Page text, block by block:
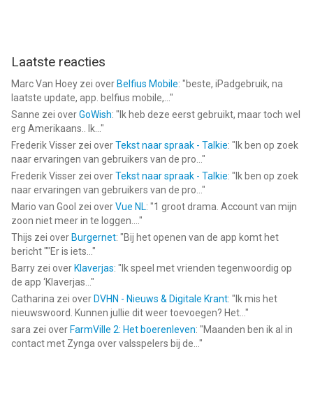
Laatste reacties
Marc Van Hoey zei over Belfius Mobile: "beste, iPadgebruik, na
laatste update, app. belfius mobile,... "
Sanne zei overGoWish: " Ik heb deze eerst gebruikt, maar toch wel
erg Amerikaans.. Ik... "
Frederik Visser zei overTekst naar spraak - Talkie: " Ik ben op zoek
naar ervaringen van gebruikers van de pro... "
Frederik Visser zei overTekst naar spraak - Talkie: " Ik ben op zoek
naar ervaringen van gebruikers van de pro... "
Mario van Gool zei overVue NL: "1 groot drama. Account van mijn
zoon niet meer in te loggen.... "
Thijs zei over Burgernet: "Bij het openen van de app komt het
bericht ""Er is iets... "
Barry zei over Klaverjas: " Ik speel met vrienden tegenwoordig op
de app ‘Klaverjas... "
Catharina zei over DVHN - Nieuws & Digitale Krant: " Ik mis het
nieuwswoord. Kunnen jullie dit weer toevoegen? Het... "
sara zei over FarmVille 2: Het boerenleven: "Maanden ben ik al in
contact met Zynga over valsspelers bij de... "